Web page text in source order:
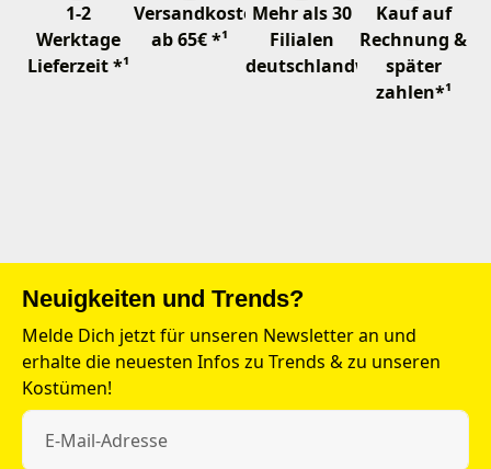
1-2
Werktage
Lieferzeit *¹
Versandkostenfrei
ab 65€ *¹
Mehr als 30
Filialen
deutschlandweit
Kauf auf
Rechnung &
später
zahlen*¹
Neuigkeiten und Trends?
Melde Dich jetzt für unseren Newsletter an und
erhalte die neuesten Infos zu Trends & zu unseren
Kostümen!